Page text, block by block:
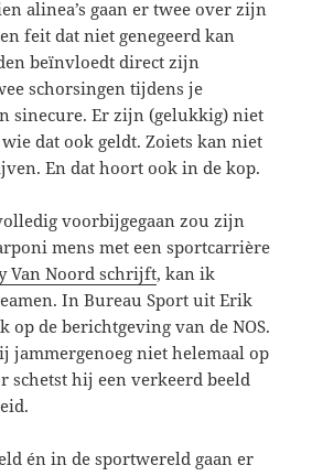
alinea’s gaan er twee over zijn
feit dat niet genegeerd kan
beïnvloedt direct zijn
schorsingen tijdens je
sinecure. Er zijn (gelukkig) niet
dat ook geldt. Zoiets kan niet
En dat hoort ook in de kop.
voorbijgegaan zou zijn
mens met een sportcarrière
Van Noord schrijft, kan ik
In Bureau Sport uit Erik
de berichtgeving van de NOS.
jammergenoeg niet helemaal op
schetst hij een verkeerd beeld
én in de sportwereld gaan er